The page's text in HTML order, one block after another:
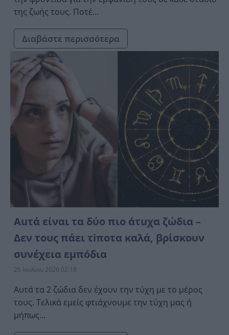
της ζωής τους. Ποτέ...
Διαβάστε περισσότερα
Αuτά είναι τα δύο πιο άτuχα ζώδια –
Δεν τους πάει τiποτα καλά, βρίσκουν
συνέχεια εμπóδια
26 Ιουλίου 2026 02:18
Αυτά τα 2 ζώδια δεν έχουν την τύχη με το μέρος
τους. Τελικά εμείς φτιάχνουμε την τύχη μας ή
μήπως...